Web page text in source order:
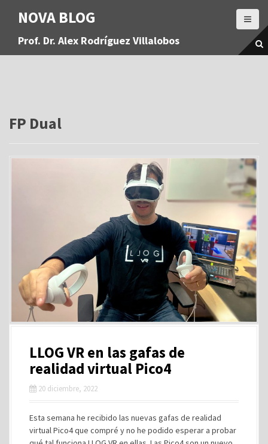
a
NOVA BLOG
Prof. Dr. Alex Rodríguez Villalobos
FP Dual
LLOG VR en las gafas de
realidad virtual Pico4
20 diciembre, 2022
Esta semana he recibido las nuevas gafas de realidad
virtual Pico4 que compré y no he podido esperar a probar